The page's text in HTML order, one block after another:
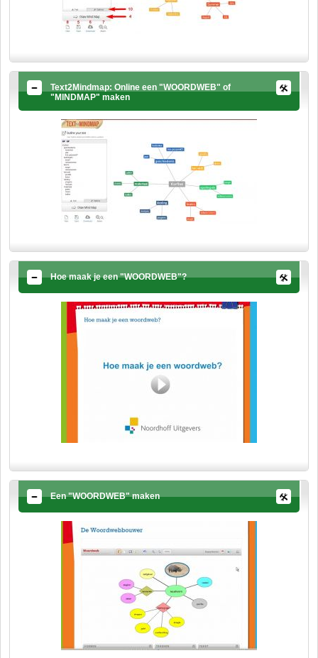
Text2Mindmap: Online een "WOORDWEB" of
"MINDMAP" maken
Hoe maak je een "WOORDWEB"?
Een "WOORDWEB" maken